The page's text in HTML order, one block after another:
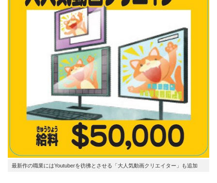
最新作の職業にはYoutuberを彷彿とさせる「大人気動画クリエイター」も追加